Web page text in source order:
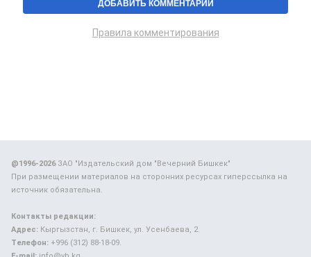
Правила комментирования
@1996-2026ЗАО "Издательский дом "Вечерний Бишкек"
При размещении материалов на сторонних ресурсах гиперссылка на
источник обязательна.
Контакты редакции:
Адрес: Кыргызстан, г. Бишкек, ул. Усенбаева, 2.
Телефон: +996 (312) 88-18-09.